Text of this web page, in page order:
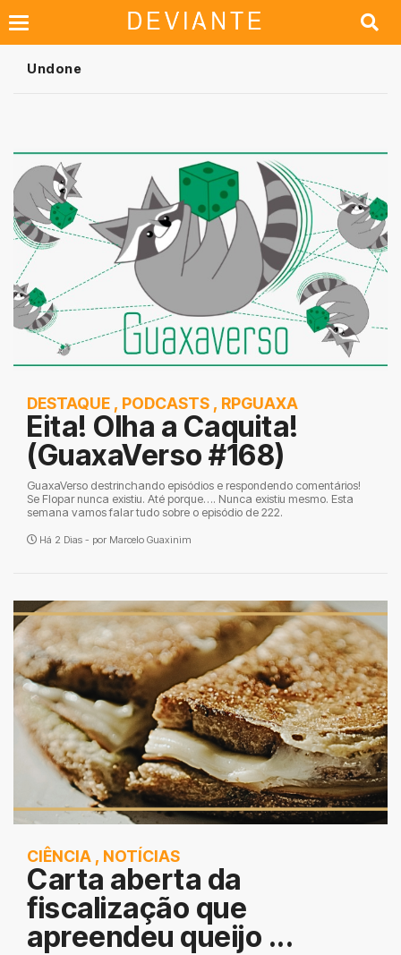
Undone
DESTAQUE , PODCASTS , RPGUAXA
Eita! Olha a Caquita!
(GuaxaVerso #168)
GuaxaVerso destrinchando episódios e respondendo comentários!
Se Flopar nunca existiu. Até porque…. Nunca existiu mesmo. Esta
semana vamos falar tudo sobre o episódio de 222.
Há 2 Dias - por Marcelo Guaxinim
CIÊNCIA , NOTÍCIAS
Carta aberta da
fiscalização que
apreendeu queijo ...